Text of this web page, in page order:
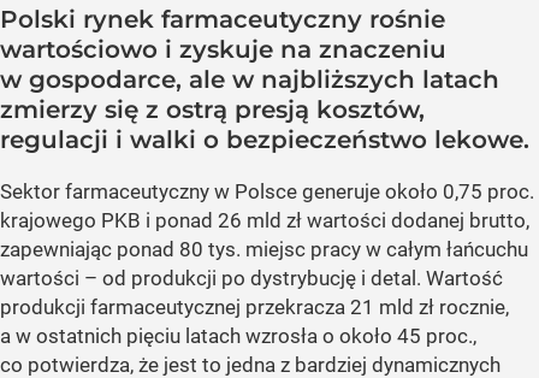
Polski rynek farmaceutyczny rośnie
wartościowo i zyskuje na znaczeniu
w gospodarce, ale w najbliższych latach
zmierzy się z ostrą presją kosztów,
regulacji i walki o bezpieczeństwo lekowe.
Sektor farmaceutyczny w Polsce generuje około 0,75 proc.
krajowego PKB i ponad 26 mld zł wartości dodanej brutto,
zapewniając ponad 80 tys. miejsc pracy w całym łańcuchu
wartości – od produkcji po dystrybucję i detal. Wartość
produkcji farmaceutycznej przekracza 21 mld zł rocznie,
a w ostatnich pięciu latach wzrosła o około 45 proc.,
co potwierdza, że jest to jedna z bardziej dynamicznych